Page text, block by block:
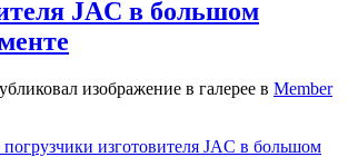
JAC в большом
изображение в галерее в Member